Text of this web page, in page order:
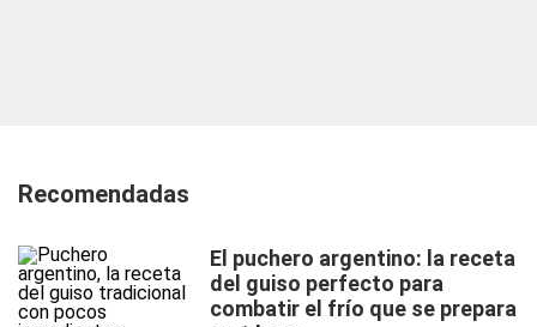
Recomendadas
El puchero argentino: la receta
del guiso perfecto para
combatir el frío que se prepara